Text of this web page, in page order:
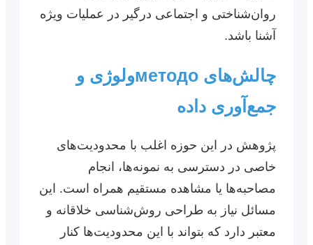
روان‌شناختی و اجتماعی درگیر در عملیات ویژه
آشنا باشد.
چالش‌های методоولوژی و
جمع‌آوری داده
پژوهش در این حوزه اغلب با محدودیت‌های
خاصی در دسترسی به نمونه‌ها، انجام
مصاحبه‌ها یا مشاهده مستقیم همراه است. این
مسائل نیاز به طراحی روش‌شناسی خلاقانه و
معتبر دارد که بتواند با این محدودیت‌ها کنار